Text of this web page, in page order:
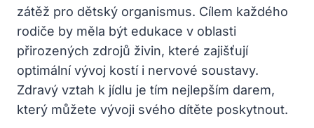
zátěž pro dětský organismus. Cílem každého
rodiče by měla být edukace v oblasti
přirozených zdrojů živin, které zajišťují
optimální vývoj kostí i nervové soustavy.
Zdravý vztah k jídlu je tím nejlepším darem,
který můžete vývoji svého dítěte poskytnout.